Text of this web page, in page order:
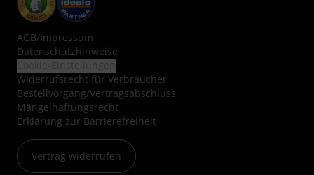
AGB/Impressum
Datenschutzhinweise
Widerrufsrecht für Verbraucher
Bestellvorgang/Vertragsabschluss
Mängelhaftungsrecht
Erklärung zur Barrierefreiheit
Vertrag widerrufen